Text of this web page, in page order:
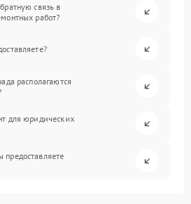
связь в
работ?
располагаются
для юридических